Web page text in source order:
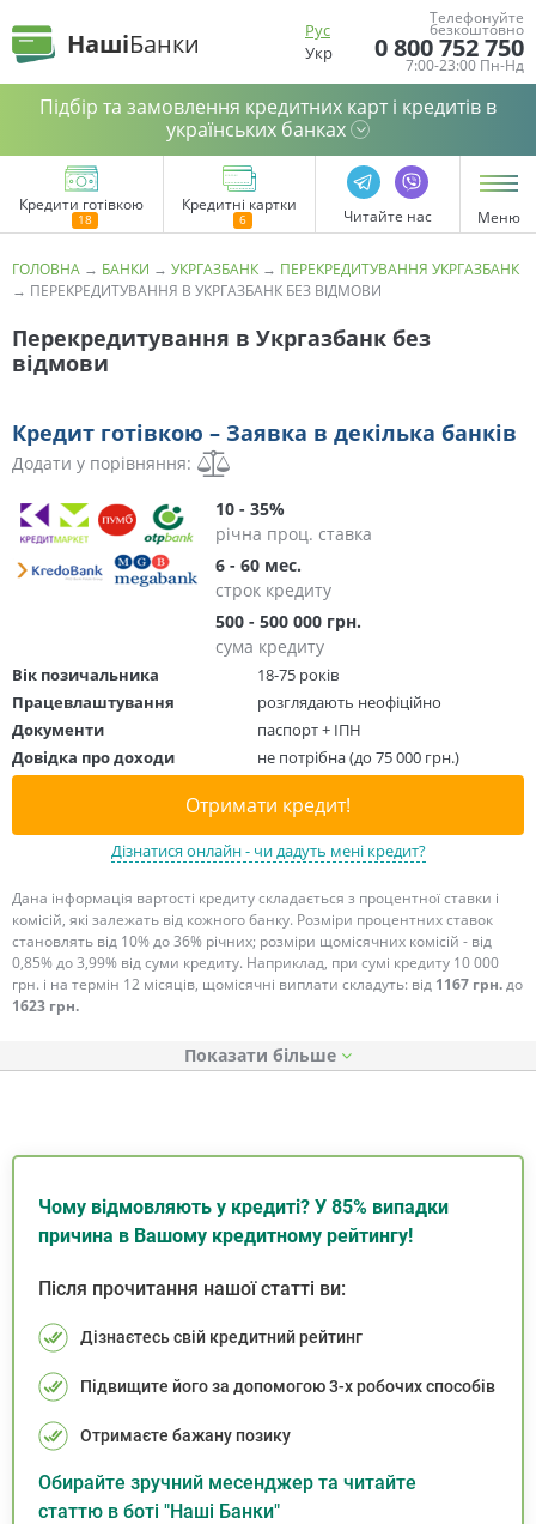
НашіБанки
Рус
Укр
Телефонуйте
безкоштовно
0 800 752 750
7:00-23:00 Пн-Нд
Підбір та замовлення кредитних карт і кредитів в
українських банках
Кредити готівкою Кредитні картки
Читайте нас Меню
ГОЛОВНА → БАНКИ → УКРГАЗБАНК → ПЕРЕКРЕДИТУВАННЯ УКРГАЗБАНК
→ ПЕРЕКРЕДИТУВАННЯ В УКРГАЗБАНК БЕЗ ВІДМОВИ
Перекредитування в Укргазбанк без
відмови
Кредит готівкою – Заявка в декілька банків
Додати у порівняння:
10 - 35%
річна проц. ставка
6 - 60 мес.
строк кредиту
500 - 500 000 грн.
сума кредиту
Вік позичальника
18-75 років
Працевлаштування
розглядають неофіційно
Документи
паспорт + ІПН
Довідка про доходи
не потрібна (до 75 000 грн.)
Отримати кредит!
Дізнатися онлайн - чи дадуть мені кредит?
Дана інформація вартості кредиту складається з процентної ставки і
комісій, які залежать від кожного банку. Розміри процентних ставок
становлять від 10% до 36% річних; розміри щомісячних комісій - від
0,85% до 3,99% від суми кредиту. Наприклад, при сумі кредиту 10 000
грн. і на термін 12 місяців, щомісячні виплати складуть: від 1167 грн.до
1623 грн.
Показати
Чому відмовляють у кредиті? У 85% випадки
причина в Вашому кредитному рейтингу!
Після прочитання нашої статті ви:
Дізнаєтесь свій кредитний рейтинг
Підвищите його за допомогою 3-х робочих способів
Отримаєте бажану позику
Обирайте зручний месенджер та читайте
статтю в боті "Наші Банки"